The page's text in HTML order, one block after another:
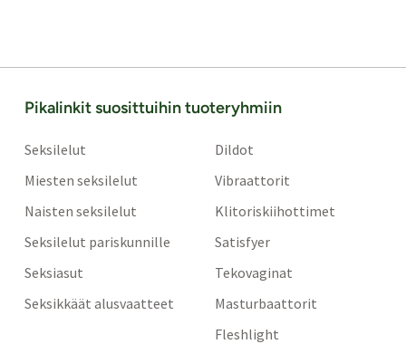
Pikalinkit suosittuihin tuoteryhmiin
Seksilelut
Miesten seksilelut
Naisten seksilelut
Seksilelut pariskunnille
Seksiasut
Seksikkäät alusvaatteet
Dildot
Vibraattorit
Klitoriskiihottimet
Satisfyer
Tekovaginat
Masturbaattorit
Fleshlight